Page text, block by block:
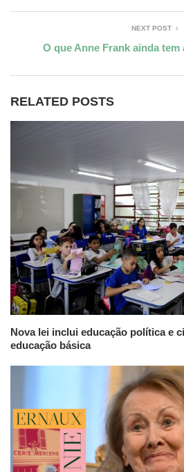
NEXT POST
O que Anne Frank ainda
RELATED POSTS
Nova lei inclui educação política e
educação básica